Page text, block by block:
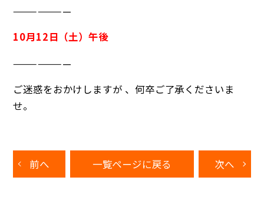
———————
10月12日（土）午後
———————
ご迷惑をおかけしますが 、何卒ご了承くださいま
せ。
前へ 一覧ページに戻る 次へ